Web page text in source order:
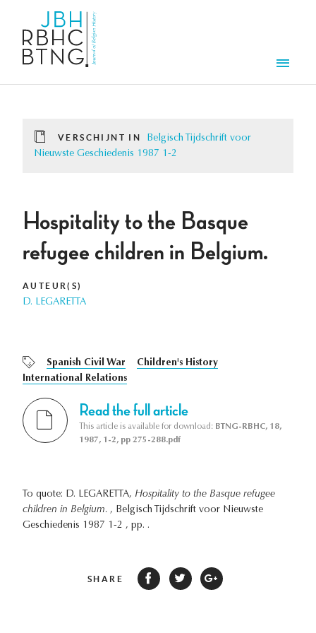
VERSCHIJNT IN
Belgisch Tijdschrift voor
Nieuwste Geschiedenis 1987 1-2
Hospitality to the Basque
refugee children in Belgium.
AUTEUR(S)
D. LEGARETTA
Spanish Civil War
Children's History
International Relations
Read the full article
This article is available for download: BTNG-RBHC, 18,
1987, 1-2, pp 275-288.pdf
To quote: D. LEGARETTA, Hospitality to the Basque refugee
children in Belgium. , Belgisch Tijdschrift voor Nieuwste
Geschiedenis 1987 1-2 , pp. .
SHARE